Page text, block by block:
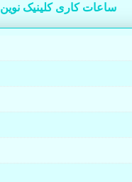
ساعات کاری کلینیک نوین